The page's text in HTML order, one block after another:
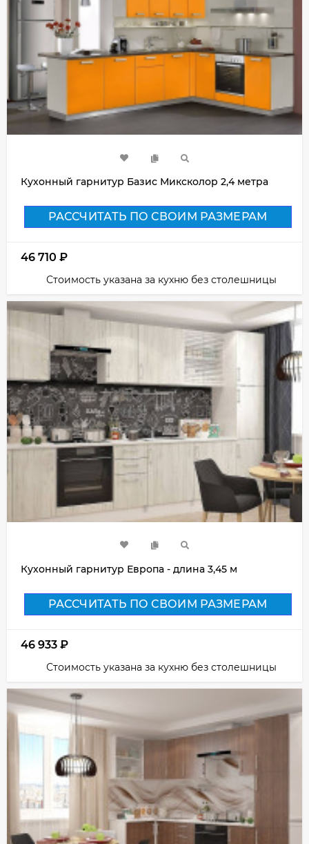
Кухонный гарнитур Базис Миксколор 2,4 метра
РАССЧИТАТЬ ПО СВОИМ РАЗМЕРАМ
46 710 ₽
Стоимость указана за кухню без столешницы
Кухонный гарнитур Европа - длина 3,45 м
РАССЧИТАТЬ ПО СВОИМ РАЗМЕРАМ
46 933 ₽
Стоимость указана за кухню без столешницы